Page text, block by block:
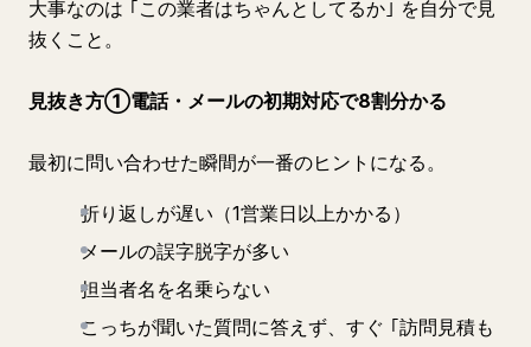
大事なのは ｢この業者はちゃんとしてるか｣ を自分で見
抜くこと。
見抜き方①電話・メールの初期対応で8割分かる
最初に問い合わせた瞬間が一番のヒントになる。
折り返しが遅い（1営業日以上かかる）
メールの誤字脱字が多い
担当者名を名乗らない
こっちが聞いた質問に答えず、すぐ ｢訪問見積も